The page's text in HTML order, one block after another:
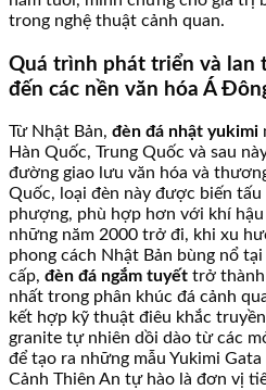
trong nghệ thuật cảnh quan.
Quá trình phát triển và lan
đến các nền văn hóa Á
Từ Nhật Bản, đèn đá nhật yukimi
Hàn Quốc, Trung Quốc và sau
đường giao lưu văn hóa và
Quốc, loại đèn này được biến
phượng, phù hợp hơn với khí
những năm 2000 trở đi, khi xu
phong cách Nhật Bản bùng nổ
cấp, đèn đá ngắm tuyết trở thành
nhất trong phân khúc đá cảnh
kết hợp kỹ thuật điêu khắc
granite tự nhiên dồi dào từ các
để tạo ra những mẫu Yukimi
Cảnh Thiên An tự hào là đơn vị